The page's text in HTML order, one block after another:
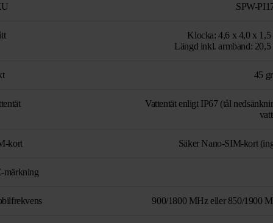
SPW-
Klocka: 4,6 x 4,0 x 1,5
Längd inkl. armband: 20,5
45
Vattentät enligt IP67 (tål
kort Säker Nano-SIM-kort
märkning
900/1800 MHz eller 850/1900